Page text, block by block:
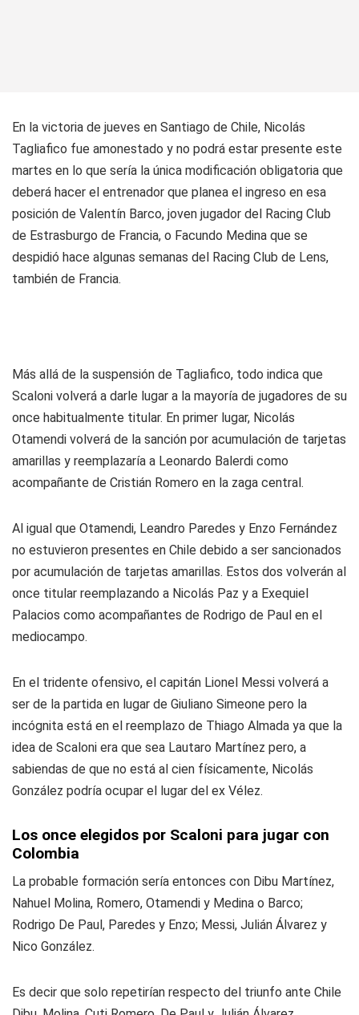
En la victoria de jueves en Santiago de Chile, Nicolás
Tagliafico fue amonestado y no podrá estar presente este
martes en lo que sería la única modificación obligatoria que
deberá hacer el entrenador que planea el ingreso en esa
posición de Valentín Barco, joven jugador del Racing Club
de Estrasburgo de Francia, o Facundo Medina que se
despidió hace algunas semanas del Racing Club de Lens,
también de Francia.
Más allá de la suspensión de Tagliafico, todo indica que
Scaloni volverá a darle lugar a la mayoría de jugadores de su
once habitualmente titular. En primer lugar, Nicolás
Otamendi volverá de la sanción por acumulación de tarjetas
amarillas y reemplazaría a Leonardo Balerdi como
acompañante de Cristián Romero en la zaga central.
Al igual que Otamendi, Leandro Paredes y Enzo Fernández
no estuvieron presentes en Chile debido a ser sancionados
por acumulación de tarjetas amarillas. Estos dos volverán al
once titular reemplazando a Nicolás Paz y a Exequiel
Palacios como acompañantes de Rodrigo de Paul en el
mediocampo.
En el tridente ofensivo, el capitán Lionel Messi volverá a
ser de la partida en lugar de Giuliano Simeone pero la
incógnita está en el reemplazo de Thiago Almada ya que la
idea de Scaloni era que sea Lautaro Martínez pero, a
sabiendas de que no está al cien físicamente, Nicolás
González podría ocupar el lugar del ex Vélez.
Los once elegidos por Scaloni para jugar con
Colombia
La probable formación sería entonces con Dibu Martínez,
Nahuel Molina, Romero, Otamendi y Medina o Barco;
Rodrigo De Paul, Paredes y Enzo; Messi, Julián Álvarez y
Nico González.
Es decir que solo repetirían respecto del triunfo ante Chile